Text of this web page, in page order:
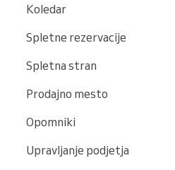
Koledar
Spletne rezervacije
Spletna stran
Prodajno mesto
Opomniki
Upravljanje podjetja